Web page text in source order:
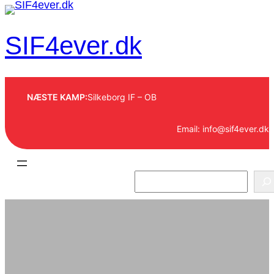
Spring
indhold
SIF4ever.dk
NÆSTE KAMP:Silkeborg IF – OB
Email: info@sif4ever.dk
e